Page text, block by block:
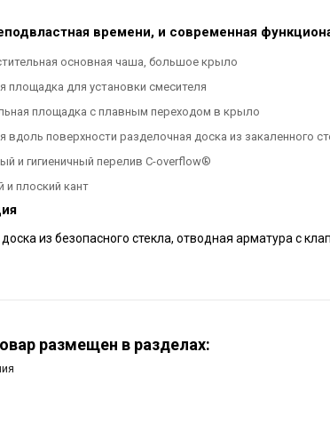
времени, и современная
основная чаша, большое крыло
площадка для установки смесителя
площадка с плавным переходом в крыло
вдоль поверхности разделочная доска из закаленного
и гигиеничный перелив C-overflow®
и плоский кант
из безопасного стекла, отводная арматура с
размещен в разделах: